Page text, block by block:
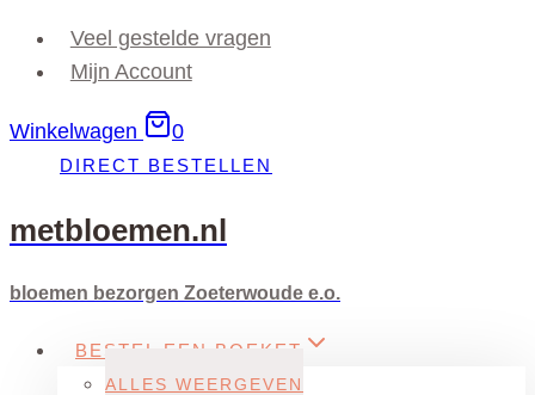
Doorgaan
naar
Veel gestelde vragen
Mijn Account
Winkelwagen 0
DIRECT BESTELLEN
metbloemen.nl
bloemen bezorgen Zoeterwoude e.o.
BESTEL EEN BOEKET
ALLES WEERGEVEN